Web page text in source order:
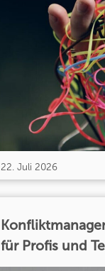
22. Juli 2026
für Profis und